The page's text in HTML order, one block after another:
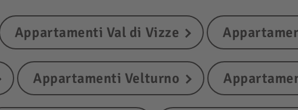
Appartamenti Val di Vizze
Appartamenti Velturno